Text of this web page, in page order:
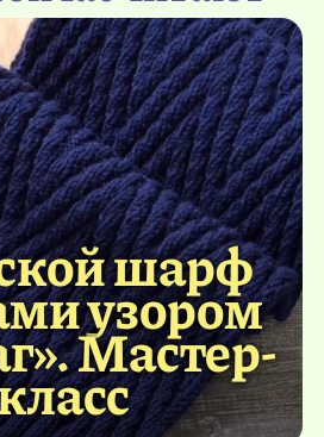
шарф
узором
Мастер-